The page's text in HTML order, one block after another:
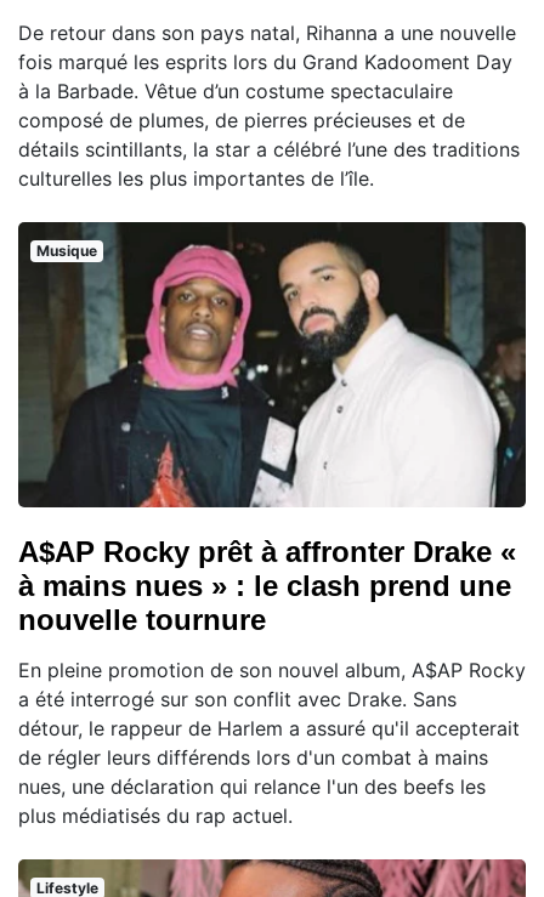
De retour dans son pays natal, Rihanna a une nouvelle
fois marqué les esprits lors du Grand Kadooment Day
à la Barbade. Vêtue d’un costume spectaculaire
composé de plumes, de pierres précieuses et de
détails scintillants, la star a célébré l’une des traditions
culturelles les plus importantes de l’île.
Musique
A$AP Rocky prêt à affronter Drake «
à mains nues » : le clash prend une
nouvelle tournure
En pleine promotion de son nouvel album, A$AP Rocky
a été interrogé sur son conflit avec Drake. Sans
détour, le rappeur de Harlem a assuré qu'il accepterait
de régler leurs différends lors d'un combat à mains
nues, une déclaration qui relance l'un des beefs les
plus médiatisés du rap actuel.
Lifestyle